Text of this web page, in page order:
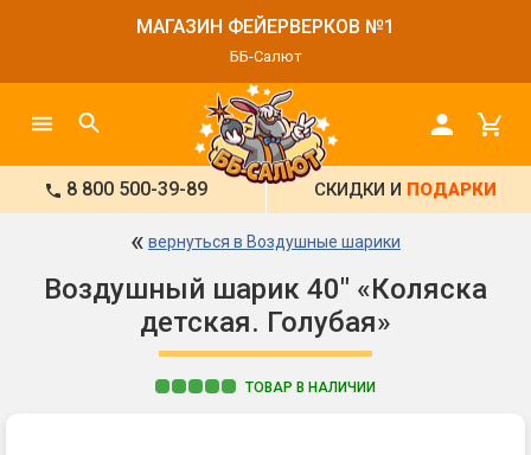
МАГАЗИН ФЕЙЕРВЕРКОВ №1
ББ-Салют
8 800 500-39-89 СКИДКИ И ПОДАРКИ
« вернуться в Воздушные шарики
Воздушный шарик 40" «Коляска
детская. Голубая»
ТОВАР В НАЛИЧИИ